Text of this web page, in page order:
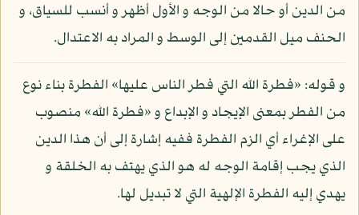
من الدين أو حالا من الوجه و الأول أظهر و أنسب للسياق، و
الحنف ميل القدمين إلى الوسط و المراد به الاعتدال.
و قوله: «فطرة الله التي فطر الناس عليها» الفطرة بناء نوع
من الفطر بمعنى الإيجاد و الإبداع و «فطرة الله» منصوب
على الإغراء أي الزم الفطرة ففيه إشارة إلى أن هذا الدين
الذي يجب إقامة الوجه له هو الذي يهتف به الخلقة و
يهدي إليه الفطرة الإلهية التي لا تبديل لها.